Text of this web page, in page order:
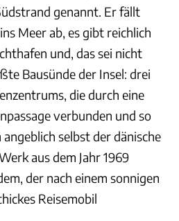
genannt. Er fällt
Meer ab, es gibt reichlich
und, das sei nicht
Bausünde der Insel: drei
die durch eine
verbunden und so
angeblich selbst der dänische
aus dem Jahr 1969
der nach einem sonnigen
Reisemobil